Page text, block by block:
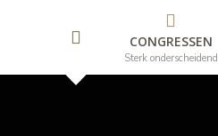
CONGRESSEN
Sterk onderscheidend